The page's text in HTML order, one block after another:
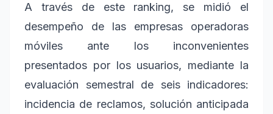
A través de este ranking, se midió el
desempeño de las empresas operadoras
móviles ante los inconvenientes
presentados por los usuarios, mediante la
evaluación semestral de seis indicadores:
incidencia de reclamos, solución anticipada